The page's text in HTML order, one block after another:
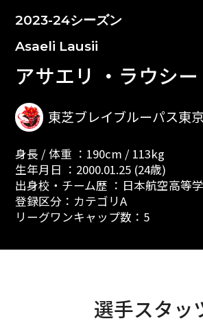
2023-24シーズン
Asaeli Lausii
アサエリ ・ラウシー
東芝ブレイブルーパス東
身長 / 体重 ：190cm / 113kg
生年月日 ：2000.01.25 (24歳)
出身校・チーム歴 ：日本航空高等
登録区分：カテゴリA
リーグワンキャップ数：5
選手スタッ